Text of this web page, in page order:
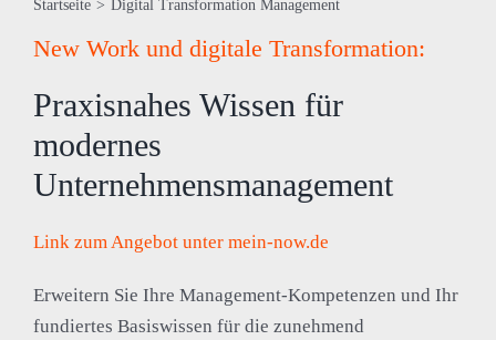
Startseite > Digital Transformation Management
New Work und digitale Transformation:
Praxisnahes Wissen für
modernes
Unternehmensmanagement
Link zum Angebot unter mein-now.de
Erweitern Sie Ihre Management-Kompetenzen und Ihr
fundiertes Basiswissen für die zunehmend